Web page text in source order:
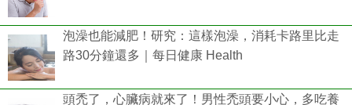
泡澡也能減肥！研究：這樣泡澡，消耗卡路里比走
路30分鐘還多｜每日健康 Health
頭禿了，心臟病就來了！男性禿頭要小心，多吃養